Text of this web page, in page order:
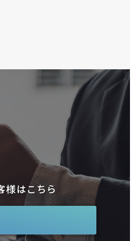
様はこちら